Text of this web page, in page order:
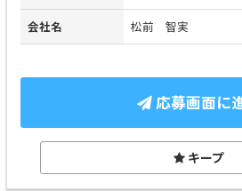
会社名 松前 智実
応募画面に
キープ